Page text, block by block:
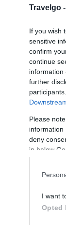
Travelgo -
If you wish
sensitive
confirm
continue
information
further
Please
information
deny
in below
I want
Opted
ανακαινισμένο
προσφέρει
τοποθεσία